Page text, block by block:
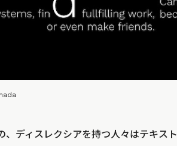
、ディスレクシアを持つ人々はテキス